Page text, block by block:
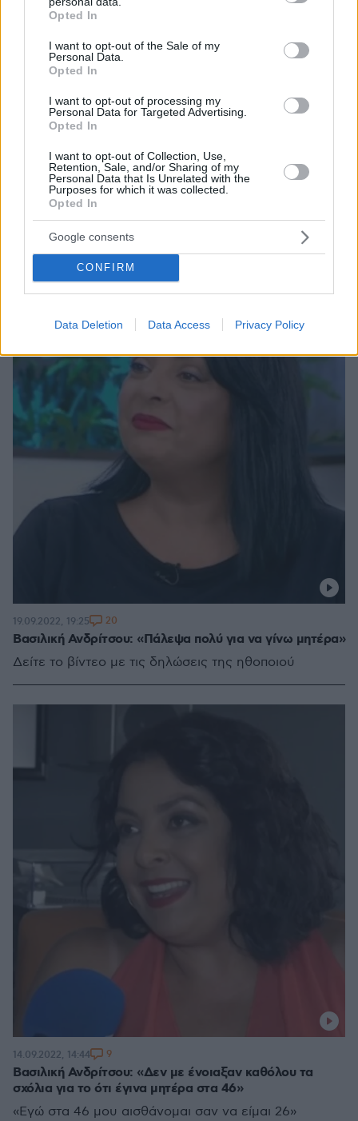
grant or deny consent to Google and its third-party tags to
use your data for below specified purposes in below Google
consent section.
Opted In
I want to opt-out of the Sale of my
Personal Data.
Opted In
I want to opt-out of processing my
Personal Data for Targeted Advertising.
Opted In
I want to opt-out of Collection, Use,
Retention, Sale, and/or Sharing of my
Personal Data that Is Unrelated with the
Purposes for which it was collected.
Opted In
Google consents
CONFIRM
Data Deletion Data Access Privacy Policy
Η Βασιλική Ανδρίτσου και ο Γιάννης Δρακόπουλος είναι
οι αποψινοί καλεσμένοι στο «The 2night Show»
Ο Γρηγόρης Αρναούτογλου υποδέχεται τους δύο
ηθοποιούς στην εκπομπή που θα προβληθεί απόψε
στις 23:30
Βασιλική Ανδρίτσου: «Πάλεψα πολύ για να γίνω μητέρα»
Δείτε το βίντεο με τις δηλώσεις της ηθοποιού
19.09.2022, 19:25 20
Βασιλική Ανδρίτσου: «Δεν με ένοιαξαν καθόλου τα
σχόλια για το ότι έγινα μητέρα στα 46»
«Εγώ στα 46 μου αισθάνομαι σαν να είμαι 26»
14.09.2022, 14:44 9